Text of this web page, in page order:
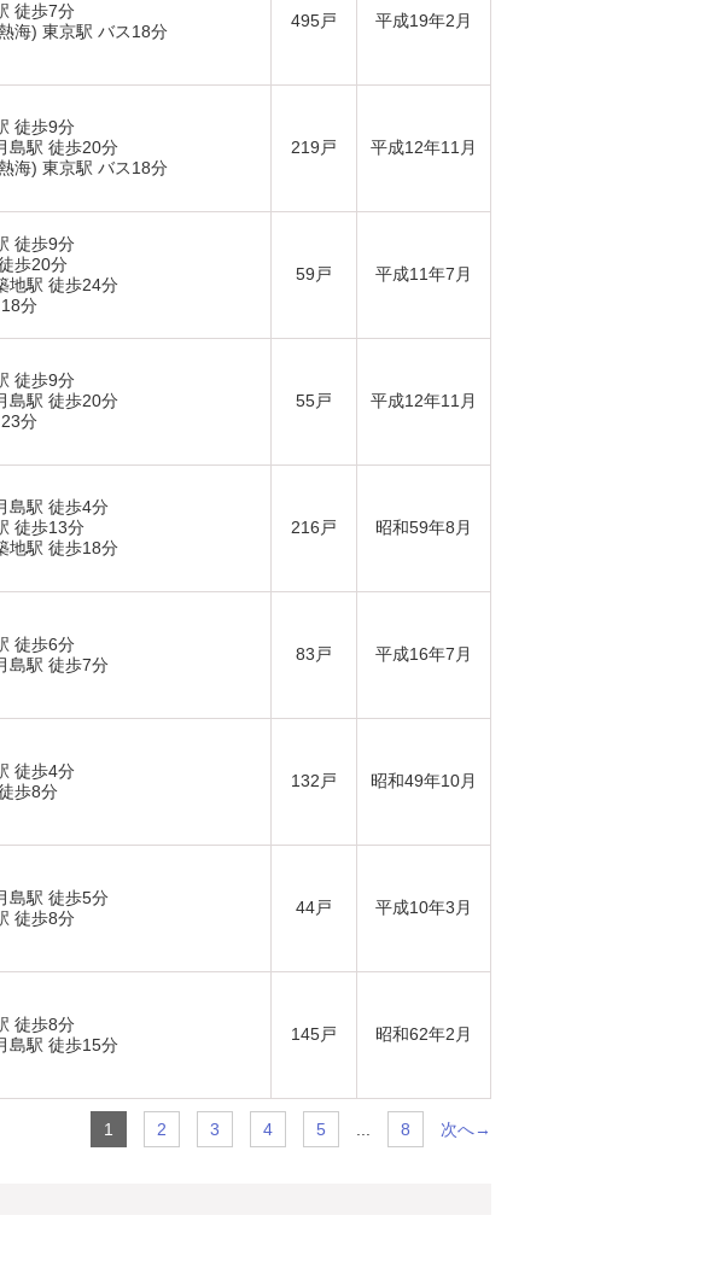
徒歩7分
海) 東京駅 バス18分
495戸 平成19年2月
徒歩9分
島駅 徒歩20分
海) 東京駅 バス18分
219戸 平成12年11月
徒歩9分
歩20分
地駅 徒歩24分
分
59戸 平成11年7月
徒歩9分
島駅 徒歩20分
分
55戸 平成12年11月
島駅 徒歩4分
徒歩13分
地駅 徒歩18分
216戸 昭和59年8月
徒歩6分
島駅 徒歩7分
83戸 平成16年7月
徒歩4分
歩8分
132戸 昭和49年10月
島駅 徒歩5分
徒歩8分
44戸 平成10年3月
徒歩8分
島駅 徒歩15分
145戸 昭和62年2月
1 2 3 4 5 8 次へ→